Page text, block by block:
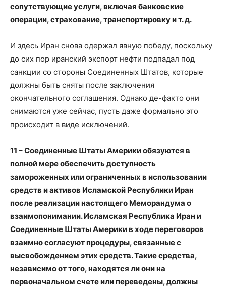
сопутствующие услуги, включая банковские
операции, страхование, транспортировку и т. д.
И здесь Иран снова одержал явную победу, поскольку
до сих пор иранский экспорт нефти подпадал под
санкции со стороны Соединенных Штатов, которые
должны быть сняты после заключения
окончательного соглашения. Однако де-факто они
снимаются уже сейчас, пусть даже формально это
происходит в виде исключений.
11 – Соединенные Штаты Америки обязуются в
полной мере обеспечить доступность
замороженных или ограниченных в использовании
средств и активов Исламской Республики Иран
после реализации настоящего Меморандума о
взаимопонимании. Исламская Республика Иран и
Соединенные Штаты Америки в ходе переговоров
взаимно согласуют процедуры, связанные с
высвобождением этих средств. Такие средства,
независимо от того, находятся ли они на
первоначальном счете или переведены, должны